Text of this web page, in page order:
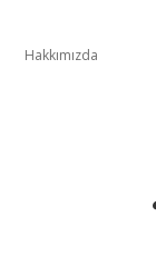
Hakkımızda